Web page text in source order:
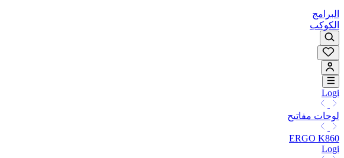
البرامج
الكوكب
Logi
لوحات مفاتيح
ERGO K860
Logi